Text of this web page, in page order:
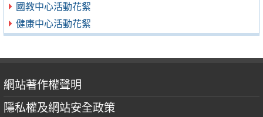
國教中心活動花絮
健康中心活動花絮
網站著作權聲明
隱私權及網站安全政策